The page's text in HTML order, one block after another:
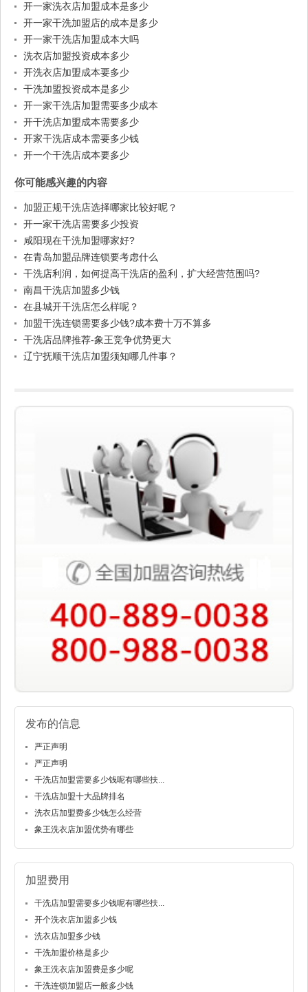
开一家洗衣店加盟成本是多少
开一家干洗加盟店的成本是多少
开一家干洗店加盟成本大吗
洗衣店加盟投资成本多少
开洗衣店加盟成本要多少
干洗加盟投资成本是多少
开一家干洗店加盟需要多少成本
开干洗店加盟成本需要多少
开家干洗店成本需要多少钱
开一个干洗店成本要多少
你可能感兴趣的内容
加盟正规干洗店选择哪家比较好呢？
开一家干洗店需要多少投资
咸阳现在干洗加盟哪家好?
在青岛加盟品牌连锁要考虑什么
干洗店利润，如何提高干洗店的盈利，扩大经营范围吗?
南昌干洗店加盟多少钱
在县城开干洗店怎么样呢？
加盟干洗连锁需要多少钱?成本费十万不算多
干洗店品牌推荐-象王竞争优势更大
辽宁抚顺干洗店加盟须知哪几件事？
发布的信息
严正声明
严正声明
干洗店加盟需要多少钱呢有哪些扶...
干洗店加盟十大品牌排名
洗衣店加盟费多少钱怎么经营
象王洗衣店加盟优势有哪些
加盟费用
干洗店加盟需要多少钱呢有哪些扶...
开个洗衣店加盟多少钱
洗衣店加盟多少钱
干洗加盟价格是多少
象王洗衣店加盟费是多少呢
干洗连锁加盟店一般多少钱